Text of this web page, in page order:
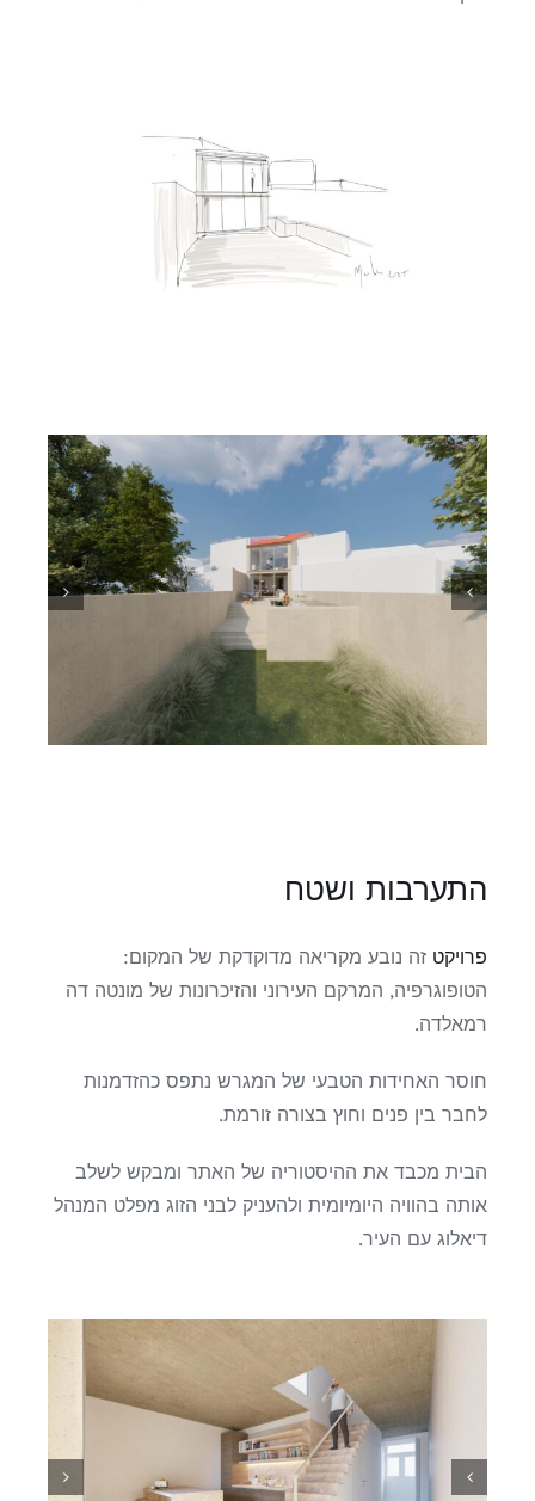
התערבות ושטח
פרויקט זה נובע מקריאה מדוקדקת של המקום:
הטופוגרפיה, המרקם העירוני והזיכרונות של מונטה דה
רמאלדה.
חוסר האחידות הטבעי של המגרש נתפס כהזדמנות
לחבר בין פנים וחוץ בצורה זורמת.
הבית מכבד את ההיסטוריה של האתר ומבקש לשלב
אותה בהוויה היומיומית ולהעניק לבני הזוג מפלט המנהל
דיאלוג עם העיר.